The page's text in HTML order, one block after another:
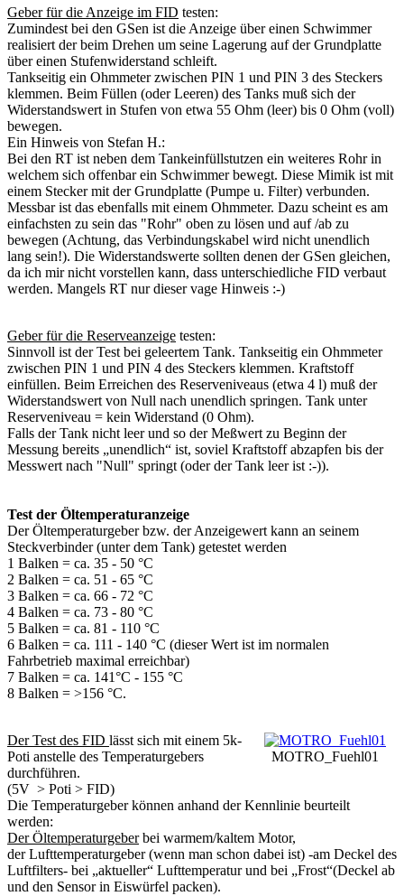
Geber für die Anzeige im FID testen:
Zumindest bei den GSen ist die Anzeige über einen Schwimmer
realisiert der beim Drehen um seine Lagerung auf der Grundplatte
über einen Stufenwiderstand schleift.
Tankseitig ein Ohmmeter zwischen PIN 1 und PIN 3 des Steckers
klemmen. Beim Füllen (oder Leeren) des Tanks muß sich der
Widerstandswert in Stufen von etwa 55 Ohm (leer) bis 0 Ohm (voll)
bewegen.
Ein Hinweis von Stefan H.:
Bei den RT ist neben dem Tankeinfüllstutzen ein weiteres Rohr in
welchem sich offenbar ein Schwimmer bewegt. Diese Mimik ist mit
einem Stecker mit der Grundplatte (Pumpe u. Filter) verbunden.
Messbar ist das ebenfalls mit einem Ohmmeter. Dazu scheint es am
einfachsten zu sein das "Rohr" oben zu lösen und auf /ab zu
bewegen (Achtung, das Verbindungskabel wird nicht unendlich
lang sein!). Die Widerstandswerte sollten denen der GSen gleichen,
da ich mir nicht vorstellen kann, dass unterschiedliche FID verbaut
werden. Mangels RT nur dieser vage Hinweis :-)
Geber für die Reserveanzeige testen:
Sinnvoll ist der Test bei geleertem Tank. Tankseitig ein Ohmmeter
zwischen PIN 1 und PIN 4 des Steckers klemmen. Kraftstoff
einfüllen. Beim Erreichen des Reserveniveaus (etwa 4 l) muß der
Widerstandswert von Null nach unendlich springen. Tank unter
Reserveniveau = kein Widerstand (0 Ohm).
Falls der Tank nicht leer und so der Meßwert zu Beginn der
Messung bereits „unendlich“ ist, soviel Kraftstoff abzapfen bis der
Messwert nach "Null" springt (oder der Tank leer ist :-)).
Test der Öltemperaturanzeige
Der Öltemperaturgeber bzw. der Anzeigewert kann an seinem
Steckverbinder (unter dem Tank) getestet werden
1 Balken = ca. 35 - 50 °C
2 Balken = ca. 51 - 65 °C
3 Balken = ca. 66 - 72 °C
4 Balken = ca. 73 - 80 °C
5 Balken = ca. 81 - 110 °C
6 Balken = ca. 111 - 140 °C (dieser Wert ist im normalen
Fahrbetrieb maximal erreichbar)
7 Balken = ca. 141°C - 155 °C
8 Balken = >156 °C.
MOTRO_Fuehl01
Der Test des FID lässt sich mit einem 5k-
Poti anstelle des Temperaturgebers
durchführen.
(5V > Poti > FID)
Die Temperaturgeber können anhand der Kennlinie beurteilt
werden:
Der Öltemperaturgeberbei warmem/kaltem Motor,
der Lufttemperaturgeber (wenn man schon dabei ist) -am Deckel des
Luftfilters- bei „aktueller“ Lufttemperatur und bei „Frost“(Deckel ab
und den Sensor in Eiswürfel packen).